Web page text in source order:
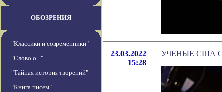
ОБОЗРЕНИЯ
"Классики и современники"
"Слово о..."
"Тайная история творений"
"Книга писем"
23.03.2022
15:28
УЧЕНЫЕ США